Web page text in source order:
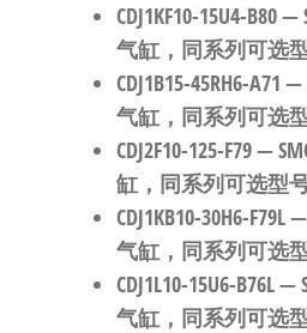
CDJ1KF10-15U4-B80—
气缸，同系列可选
CDJ1B15-45RH6-A71 —
气缸，同系列可选
CDJ2F10-125-F79—
缸，同系列可选型
CDJ1KB10-30H6-F79L—
气缸，同系列可选
CDJ1L10-15U6-B76L—
气缸，同系列可选